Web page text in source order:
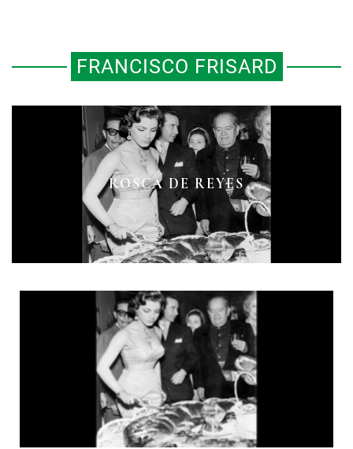
FRANCISCO FRISARD
ROSCA DE REYES